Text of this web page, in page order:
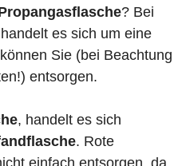
? Bei
es sich um eine
Sie (bei Beachtung
entsorgen.
, handelt es sich
. Rote